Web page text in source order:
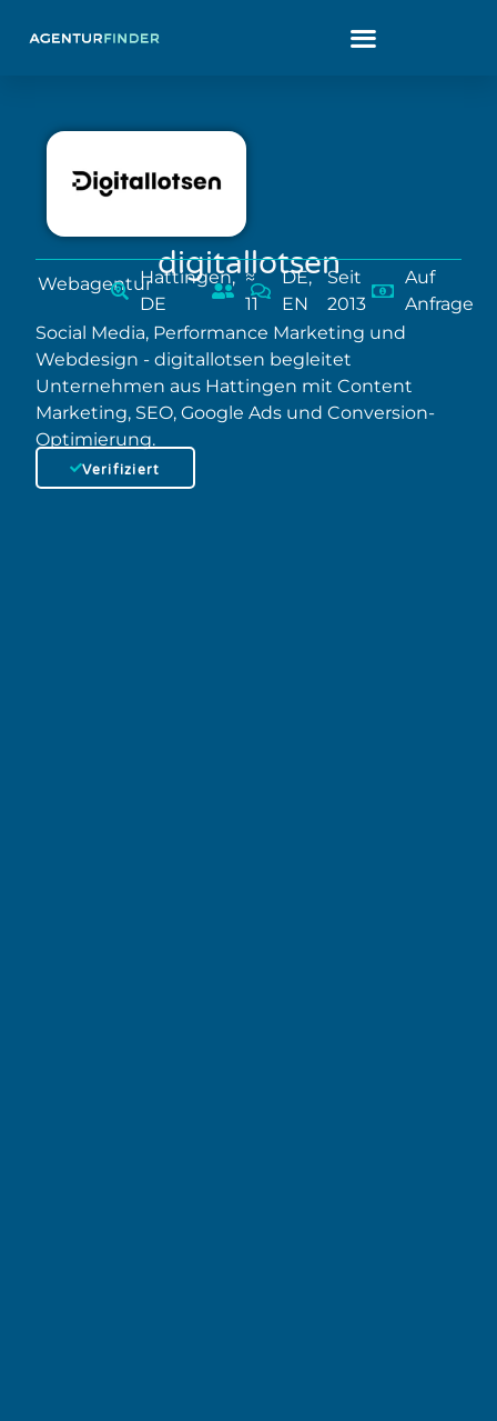
digitallotsen
WebagenturHattingen,
DE
≈
11
DE,
EN
Seit
2013
Auf
Anfrage
Social Media, Performance Marketing und
Webdesign - digitallotsen begleitet
Unternehmen aus Hattingen mit Content
Marketing, SEO, Google Ads und Conversion-
Optimierung.
Verifiziert